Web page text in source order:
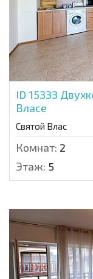
ID 15333
Власе
Святой Влас
Комнат: 2
Этаж: 5